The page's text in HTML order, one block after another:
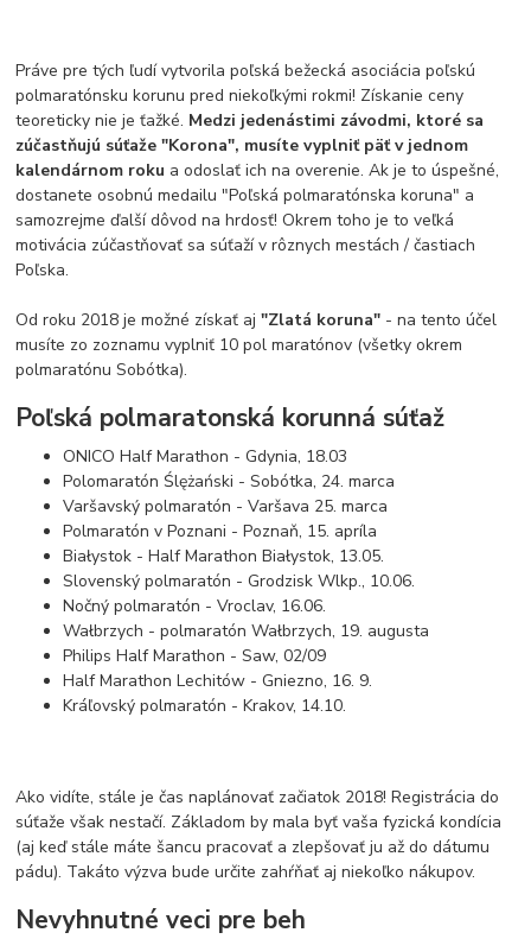
Práve pre tých ľudí vytvorila poľská bežecká asociácia poľskú
polmaratónsku korunu pred niekoľkými rokmi! Získanie ceny
teoreticky nie je ťažké. Medzi jedenástimi závodmi, ktoré sa
zúčastňujú súťaže "Korona", musíte vyplniť päť v jednom
kalendárnom roku a odoslať ich na overenie. Ak je to úspešné,
dostanete osobnú medailu "Poľská polmaratónska koruna" a
samozrejme ďalší dôvod na hrdosť! Okrem toho je to veľká
motivácia zúčastňovať sa súťaží v rôznych mestách / častiach
Poľska.
Od roku 2018 je možné získať aj"Zlatá koruna" - na tento účel
musíte zo zoznamu vyplniť 10 pol maratónov (všetky okrem
polmaratónu Sobótka).
Poľská polmaratonská korunná súťaž
ONICO Half Marathon - Gdynia, 18.03
Polomaratón Ślężański - Sobótka, 24. marca
Varšavský polmaratón - Varšava 25. marca
Polmaratón v Poznani - Poznaň, 15. apríla
Białystok - Half Marathon Białystok, 13.05.
Slovenský polmaratón - Grodzisk Wlkp., 10.06.
Nočný polmaratón - Vroclav, 16.06.
Wałbrzych - polmaratón Wałbrzych, 19. augusta
Philips Half Marathon - Saw, 02/09
Half Marathon Lechitów - Gniezno, 16. 9.
Kráľovský polmaratón - Krakov, 14.10.
Ako vidíte, stále je čas naplánovať začiatok 2018! Registrácia do
súťaže však nestačí. Základom by mala byť vaša fyzická kondícia
(aj keď stále máte šancu pracovať a zlepšovať ju až do dátumu
pádu). Takáto výzva bude určite zahŕňať aj niekoľko nákupov.
Nevyhnutné veci pre beh